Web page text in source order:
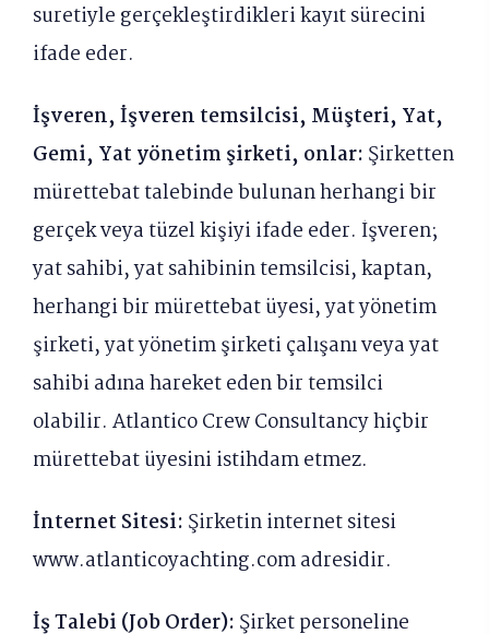
suretiyle gerçekleştirdikleri kayıt sürecini
ifade eder.
İşveren, İşveren temsilcisi, Müşteri, Yat,
Gemi, Yat yönetim şirketi, onlar: Şirketten
mürettebat talebinde bulunan herhangi bir
gerçek veya tüzel kişiyi ifade eder. İşveren;
yat sahibi, yat sahibinin temsilcisi, kaptan,
herhangi bir mürettebat üyesi, yat yönetim
şirketi, yat yönetim şirketi çalışanı veya yat
sahibi adına hareket eden bir temsilci
olabilir. Atlantico Crew Consultancy hiçbir
mürettebat üyesini istihdam etmez.
İnternet Sitesi: Şirketin internet sitesi
www.atlanticoyachting.com adresidir.
İş Talebi (Job Order): Şirket personeline